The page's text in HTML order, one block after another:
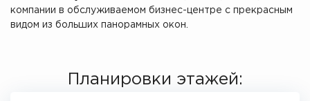
компании в обслуживаемом бизнес-центре с прекрасным
видом из больших панорамных окон.
Планировки этажей: